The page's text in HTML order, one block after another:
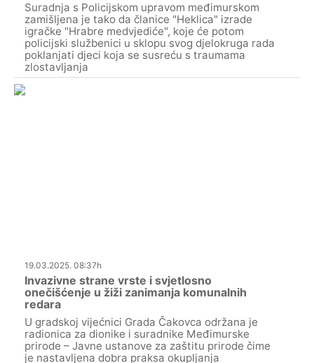
Suradnja s Policijskom upravom međimurskom
zamišljena je tako da članice "Heklica" izrade
igračke "Hrabre medvjediće", koje će potom
policijski službenici u sklopu svog djelokruga rada
poklanjati djeci koja se susreću s traumama
zlostavljanja
19.03.2025. 08:37h
Invazivne strane vrste i svjetlosno
onečišćenje u žiži zanimanja komunalnih
redara
U gradskoj vijećnici Grada Čakovca održana je
radionica za dionike i suradnike Međimurske
prirode – Javne ustanove za zaštitu prirode čime
je nastavljena dobra praksa okupljanja